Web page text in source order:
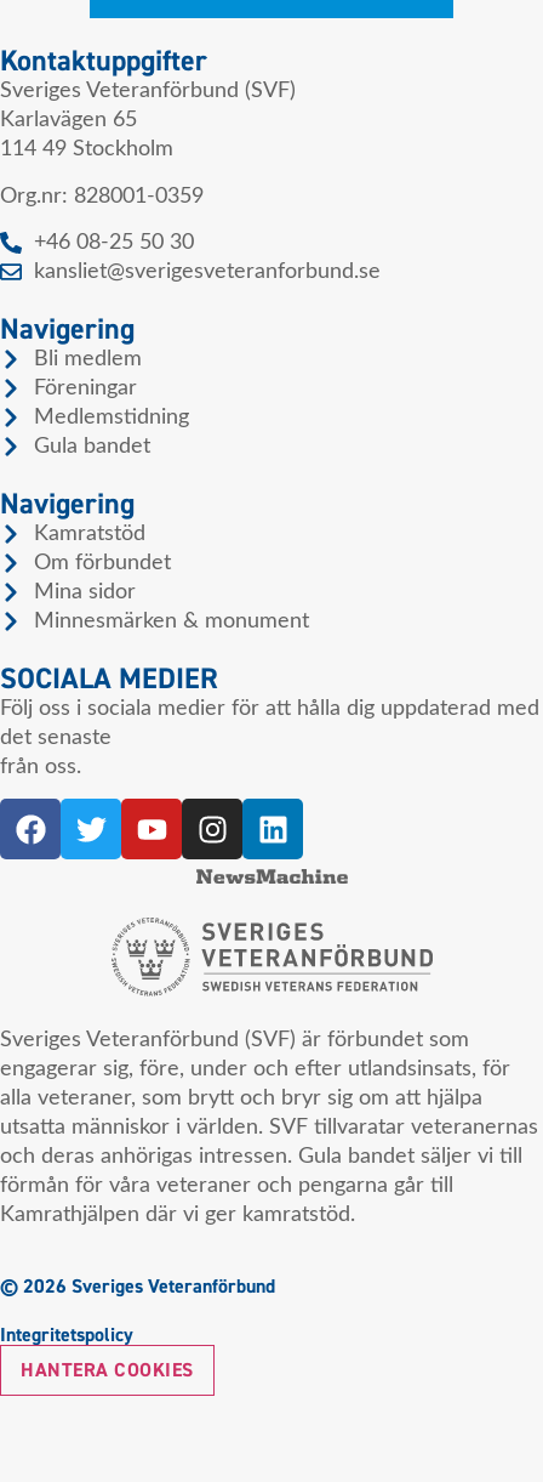
Kontaktuppgifter
Sveriges Veteranförbund (SVF)
Karlavägen 65
114 49 Stockholm
Org.nr: 828001-0359
+46 08-25 50 30
kansliet@sverigesveteranforbund.se
Navigering
Bli medlem
Föreningar
Medlemstidning
Gula bandet
Navigering
Kamratstöd
Om förbundet
Mina sidor
Minnesmärken & monument
SOCIALA MEDIER
Följ oss i sociala medier för att hålla dig uppdaterad med
det senaste
från oss.
Sveriges Veteranförbund (SVF) är förbundet som
engagerar sig, före, under och efter utlandsinsats, för
alla veteraner, som brytt och bryr sig om att hjälpa
utsatta människor i världen. SVF tillvaratar veteranernas
och deras anhörigas intressen. Gula bandet säljer vi till
förmån för våra veteraner och pengarna går till
Kamrathjälpen där vi ger kamratstöd.
© 2026 Sveriges Veteranförbund
Integritetspolicy
HANTERA COOKIES